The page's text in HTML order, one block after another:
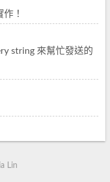
！
string 來幫忙發送的
Lin